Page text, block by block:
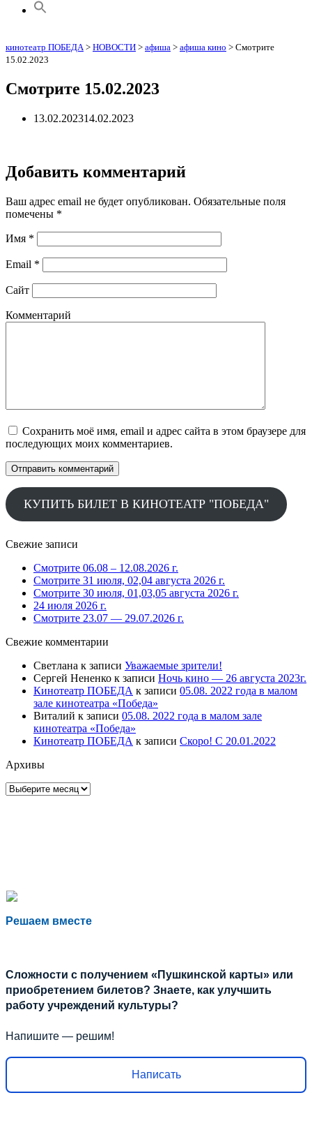
кинотеатр ПОБЕДА> НОВОСТИ > афиша > афиша кино > Смотрите
15.02.2023
Смотрите 15.02.2023
13.02.202314.02.2023
Добавить комментарий
Ваш адрес email не будет опубликован. Обязательные поля
помечены *
Имя *
Email *
Сайт
Комментарий
Сохранить моё имя, email и адрес сайта в этом браузере для
последующих моих комментариев.
КУПИТЬ БИЛЕТ В КИНОТЕАТР "ПОБЕДА"
Свежие записи
Смотрите 06.08 – 12.08.2026 г.
Смотрите 31 июля, 02,04 августа 2026 г.
Смотрите 30 июля, 01,03,05 августа 2026 г.
24 июля 2026 г.
Смотрите 23.07 — 29.07.2026 г.
Свежие комментарии
Светлана к записи Уважаемые зрители!
Сергей Нененко к записи Ночь кино — 26 августа 2023г.
Кинотеатр ПОБЕДА к записи 05.08. 2022 года в малом
зале кинотеатра «Победа»
Виталий к записи 05.08. 2022 года в малом зале
кинотеатра «Победа»
Кинотеатр ПОБЕДА к записи Скоро! С 20.01.2022
Архивы
Архивы
Решаем вместе
Сложности с получением «Пушкинской карты» или
приобретением билетов? Знаете, как улучшить
работу учреждений культуры?
Напишите — решим!
Написать